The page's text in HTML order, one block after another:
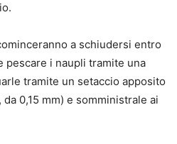
a schiudersi entro
pescare i naupli tramite una
tramite un setaccio apposito
0,15 mm) e somministrale ai